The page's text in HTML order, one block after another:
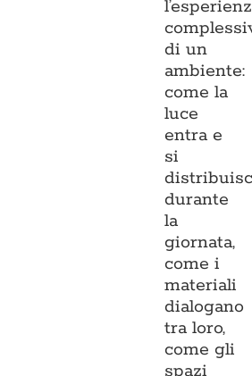
di un
ambiente:
come la
luce
entra e
si
durante
la
giornata,
come i
materiali
dialogano
tra loro,
come gli
spazi